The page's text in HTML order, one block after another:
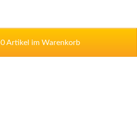
0 Artikel im Warenkorb